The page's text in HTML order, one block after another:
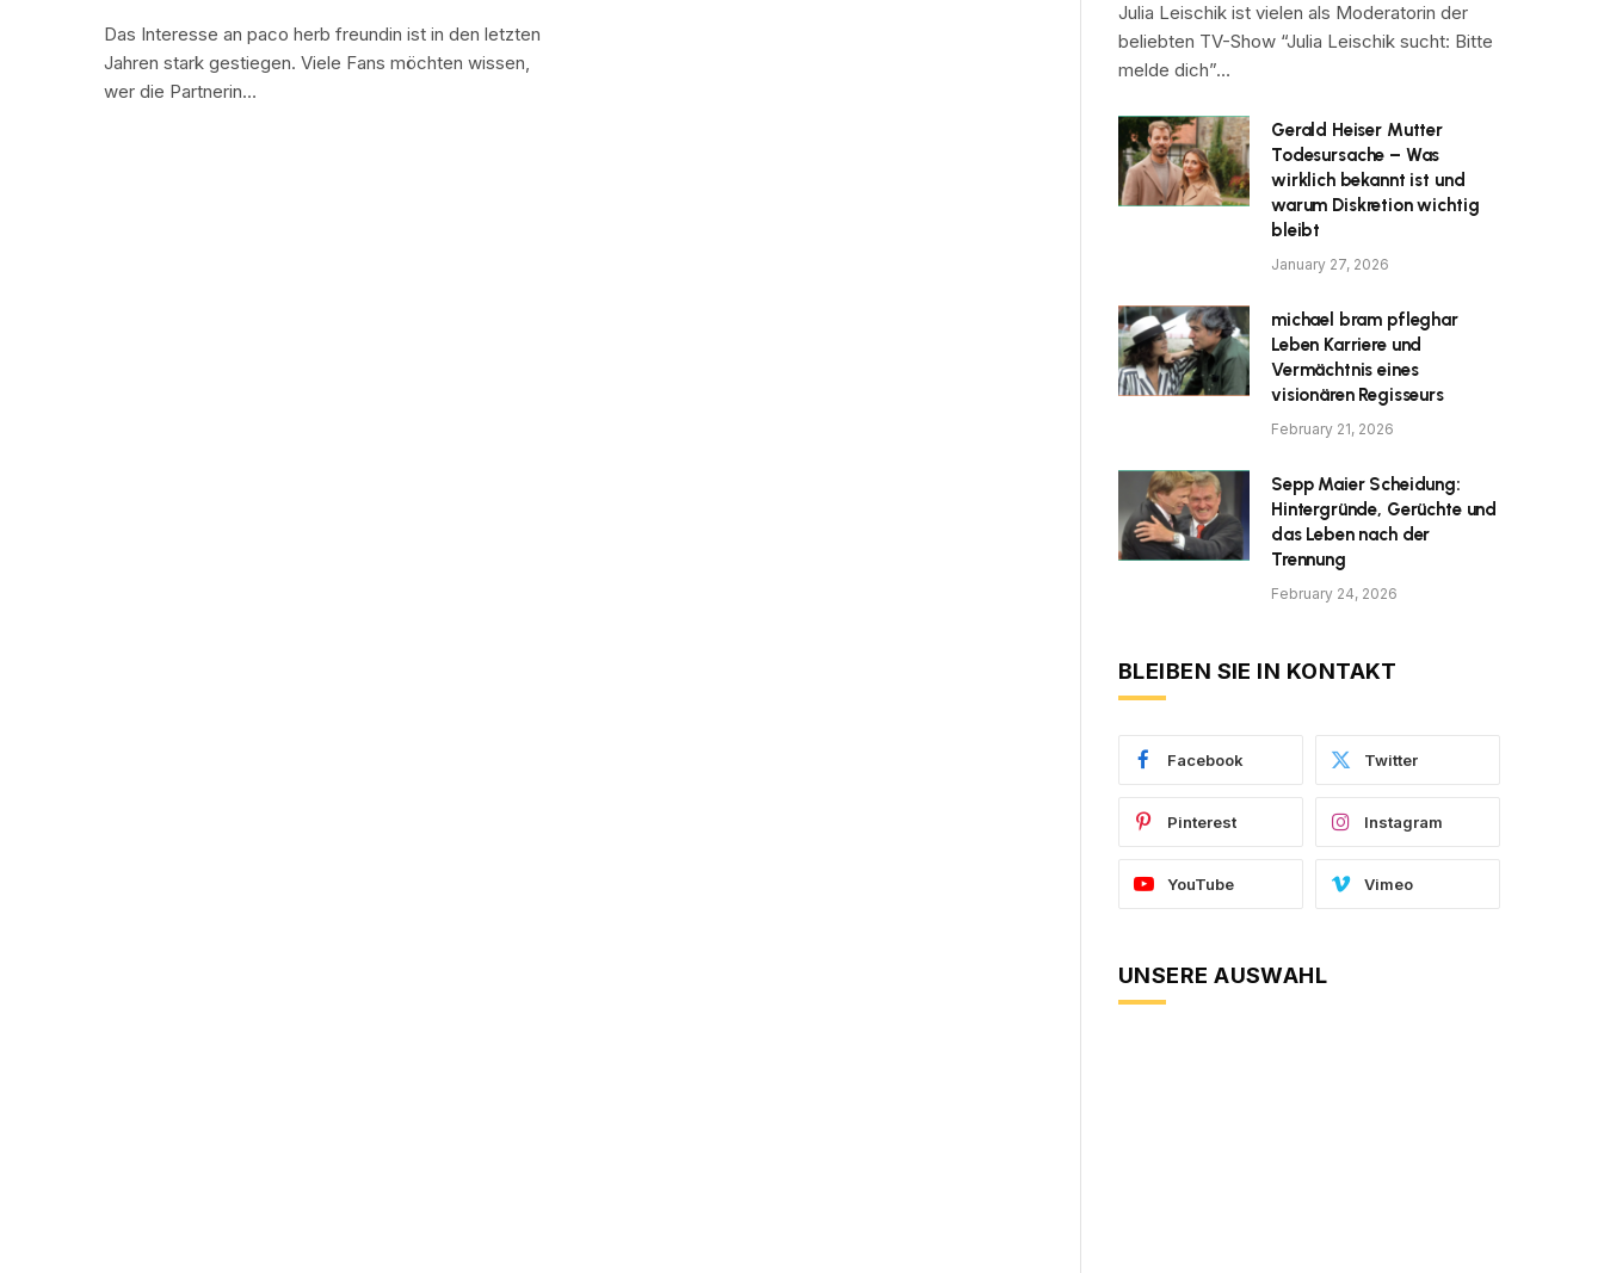
Das Interesse an paco herb freundin ist in den letzten
Jahren stark gestiegen. Viele Fans möchten wissen,
wer die Partnerin…
Julia Leischik ist vielen als Moderatorin der
beliebten TV-Show “Julia Leischik sucht: Bitte
melde dich”…
Gerald Heiser Mutter
Todesursache – Was
wirklich bekannt ist und
warum Diskretion wichtig
bleibt
January 27, 2026
michael bram pfleghar
Leben Karriere und
Vermächtnis eines
visionären Regisseurs
February 21, 2026
Sepp Maier Scheidung:
Hintergründe, Gerüchte und
das Leben nach der
Trennung
February 24, 2026
BLEIBEN SIE IN KONTAKT
Facebook Twitter
Pinterest Instagram
YouTube Vimeo
UNSERE AUSWAHL